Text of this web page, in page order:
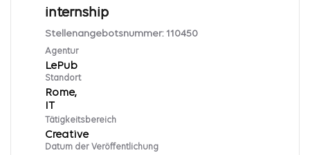
internship
Stellenangebotsnummer: 110450
Agentur
LePub
Standort
Rome,
Tätigkeitsbereich
Creative
Datum der Veröffentlichung